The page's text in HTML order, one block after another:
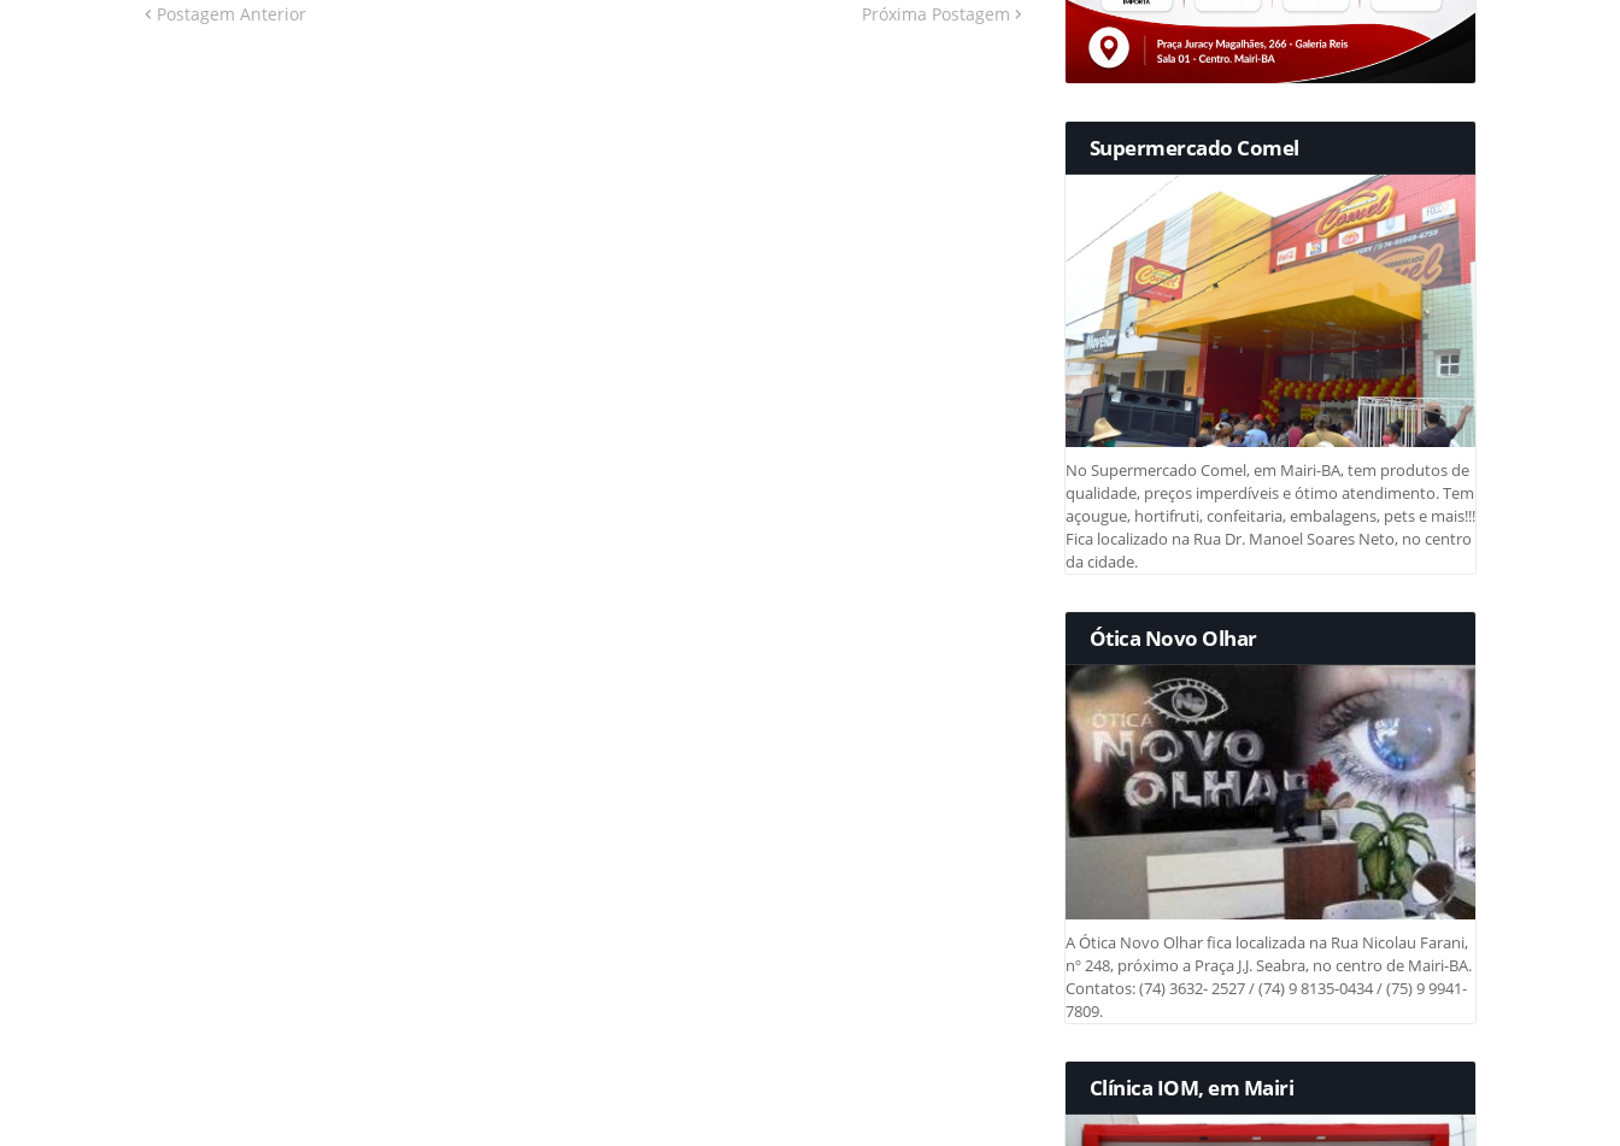
Postagem Anterior Próxima Postagem
Supermercado Comel
No Supermercado Comel, em Mairi-BA, tem produtos de
qualidade, preços imperdíveis e ótimo atendimento. Tem
açougue, hortifruti, confeitaria, embalagens, pets e mais!!!
Fica localizado na Rua Dr. Manoel Soares Neto, no centro
da cidade.
Ótica Novo Olhar
A Ótica Novo Olhar fica localizada na Rua Nicolau Farani,
nº 248, próximo a Praça J.J. Seabra, no centro de Mairi-BA.
Contatos: (74) 3632- 2527 / (74) 9 8135-0434 / (75) 9 9941-
7809.
Clínica IOM, em Mairi